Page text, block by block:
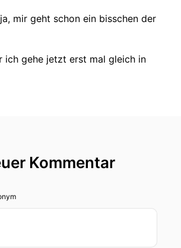
mir geht schon ein bisschen der
ich gehe jetzt erst mal gleich in
also ich hoffe, du bist ja
du eigentlich?
Kommentar